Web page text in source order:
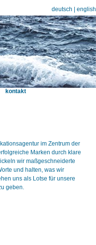
deutsch english
kontakt
im Zentrum der
Marken durch klare
wir maßgeschneiderte
und halten, was wir
uns als Lotse für unsere
geben.